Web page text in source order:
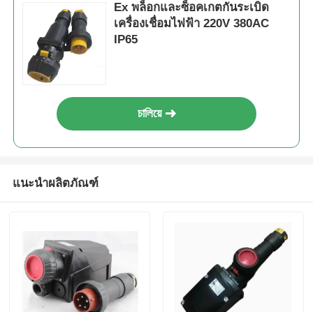
Ex พล็อกและซ็อคเกตกันระเบิด
เครื่องเชื่อมไฟฟ้า 220V 380AC
IP65
চালিয়ে
แนะนำผลิตภัณฑ์